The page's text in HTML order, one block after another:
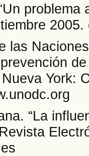
las
York:
“La